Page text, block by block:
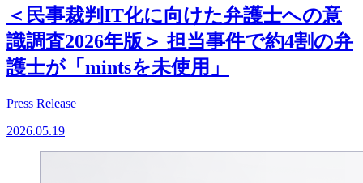
＜民事裁判IT化に向けた弁護士への意
識調査2026年版＞ 担当事件で約4割の弁
護士が「mintsを未使用」
Press Release
2026.05.19